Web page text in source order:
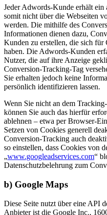
Jeder Adwords-Kunde erhält
somit nicht über die Webseiten
werden. Die mithilfe des
Informationen dienen dazu,
Kunden zu erstellen, die sich für
haben. Die Adwords-Kunden
Nutzer, die auf ihre Anzeige
Conversion-Tracking-Tag
Sie erhalten jedoch keine
persönlich identifizieren lassen.
Wenn Sie nicht an dem
können Sie auch das hierfür
ablehnen – etwa per Browser-
Setzen von Cookies generell
Conversion-Tracking auch
so einstellen, dass Cookies von
„www.googleadservices.com“
Datenschutzbelehrung zum
b) Google Maps
Diese Seite nutzt über eine API
Anbieter ist die Google Inc.,